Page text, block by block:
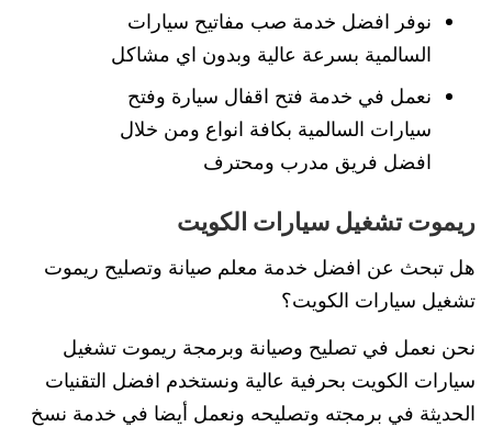
نوفر افضل خدمة صب مفاتيح سيارات
السالمية بسرعة عالية وبدون اي مشاكل
نعمل في خدمة فتح اقفال سيارة وفتح
سيارات السالمية بكافة انواع ومن خلال
افضل فريق مدرب ومحترف
ريموت تشغيل سيارات الكويت
هل تبحث عن افضل خدمة معلم صيانة وتصليح ريموت
تشغيل سيارات الكويت؟
نحن نعمل في تصليح وصيانة وبرمجة ريموت تشغيل
سيارات الكويت بحرفية عالية ونستخدم افضل التقنيات
الحديثة في برمجته وتصليحه ونعمل أيضا في خدمة نسخ